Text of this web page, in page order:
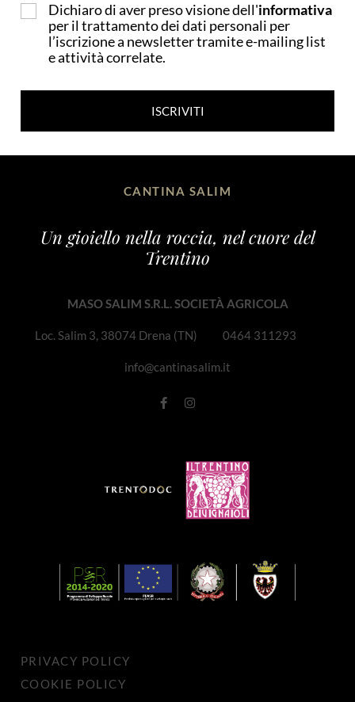
Dichiaro di aver preso visione dell'informativa
per il trattamento dei dati personali per
l’iscrizione a newsletter tramite e-mailing list
e attività correlate.
ISCRIVITI
CANTINA SALIM
Un gioiello nella roccia, nel cuore del
Trentino
MASO SALIM S.R.L. SOCIETÀ AGRICOLA
Loc. Salim 3, 38074 Drena (TN) 0464 311293
info@cantinasalim.it
PRIVACY POLICY
COOKIE POLICY